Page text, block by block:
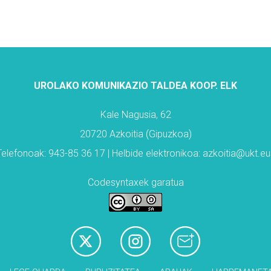
UROLAKO KOMUNIKAZIO TALDEA KOOP. ELK
Kale Nagusia, 62
20720 Azkoitia (Gipuzkoa)
943-85 36 17 | Helbide elektronikoa:
Codesyntaxek garatua